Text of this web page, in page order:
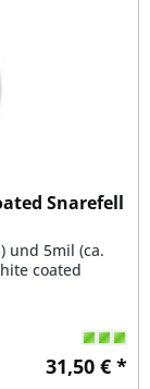
Snarefell
und 5mil (ca.
coated
31,50 € *